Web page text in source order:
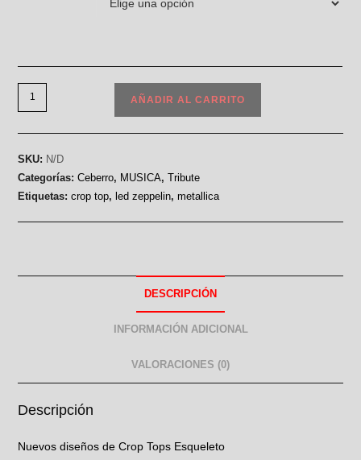
AÑADIR AL CARRITO
SKU: N/D
Categorías:Ceberro, MUSICA,Tribute
Etiquetas:crop top, led zeppelin,metallica
DESCRIPCIÓN
INFORMACIÓN ADICIONAL
VALORACIONES (0)
Descripción
Nuevos diseños de Crop Tops Esqueleto